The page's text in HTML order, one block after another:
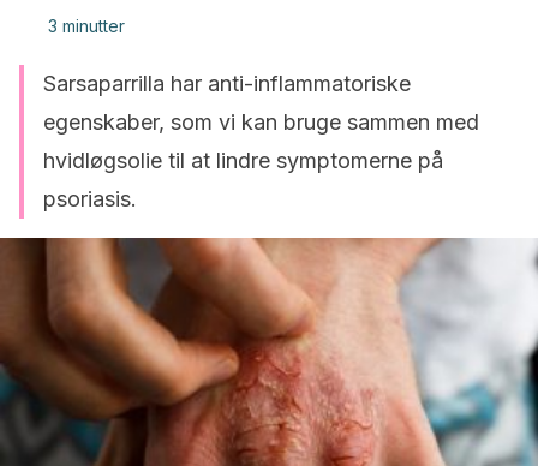
3 minutter
Sarsaparrilla har anti-inflammatoriske
egenskaber, som vi kan bruge sammen med
hvidløgsolie til at lindre symptomerne på
psoriasis.